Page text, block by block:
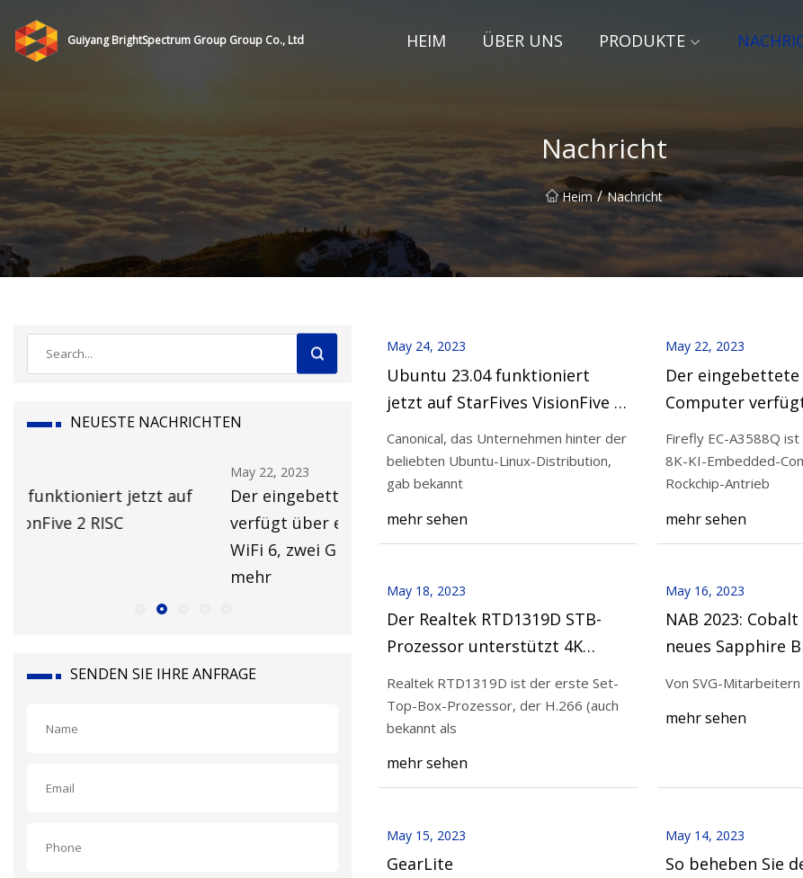
Guiyang BrightSpectrum Group Group Co., Ltd HEIM ÜBER UNS PRODUKTE
Nachricht
Heim / Nachricht
NEUESTE NACHRICHTEN
Der eingebettete 8K-KI-Computer
verfügt über einen 4K-HDMI-Eingang,
WiFi 6, zwei GbE-Schnittstellen und
May 20, 2023
Mit der neuen OBS-Funktion können Sie
bessere Videos bei geringerer
Bandbreite streamen
May 18, 2023
Der Realtek
unterstützt 4K
Videodekodierung
SENDEN SIE IHRE ANFRAGE
May 24, 2023
Ubuntu 23.04 funktioniert
jetzt auf StarFives VisionFive 2
RISC
Canonical, das Unternehmen hinter der
beliebten Ubuntu-Linux-Distribution,
gab bekannt
mehr sehen
May 22, 2023
Der eingebettete
Computer
4K-HDMI-
GbE-
Firefly EC-A3588Q
8K-KI-Embedded-
Rockchip-Antrieb
mehr sehen
May 18, 2023
Der Realtek RTD1319D STB-
Prozessor unterstützt 4K
H.266- und AV1-
Videodekodierung
Realtek RTD1319D ist der erste Set-
Top-Box-Prozessor, der H.266 (auch
bekannt als
mehr sehen
May 16, 2023
NAB 2023:
neues Sapphire
Von SVG-
mehr sehen
May 15, 2023
GearLite
May 14, 2023
So beheben Sie